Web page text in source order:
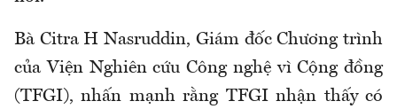
Bà Citra H Nasruddin, Giám đốc Chương trình
của Viện Nghiên cứu Công nghệ vì Cộng đồng
(TFGI), nhấn mạnh rằng TFGI nhận thấy có